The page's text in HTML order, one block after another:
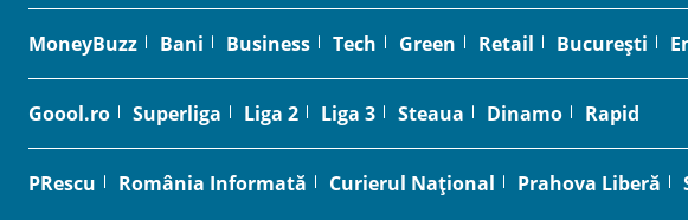
MoneyBuzz Bani Business Tech Green Retail București
Goool.ro Superliga Liga 2 Liga 3 Steaua Dinamo Rapid
PRescu România Informată Curierul Național Prahova Liberă